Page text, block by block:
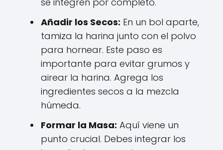
Añadir los Secos: En un bol aparte,
tamiza la harina junto con el polvo
para hornear. Este paso es
importante para evitar grumos y
airear la harina. Agrega los
ingredientes secos a la mezcla
húmeda.
Formar la Masa: Aquí viene un
punto crucial. Debes integrar los